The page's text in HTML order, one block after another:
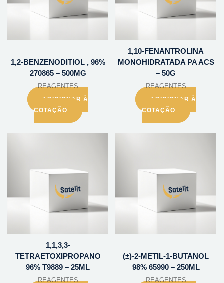
1,2-BENZENODITIOL , 96%
270865 – 500MG
REAGENTES
ADICIONAR À
COTAÇÃO
1,10-FENANTROLINA
MONOHIDRATADA PA ACS
– 50G
REAGENTES
ADICIONAR À
COTAÇÃO
1,1,3,3-
TETRAETOXIPROPANO
96% T9889 – 25ML
REAGENTES
(±)-2-METIL-1-BUTANOL
98% 65990 – 250ML
REAGENTES